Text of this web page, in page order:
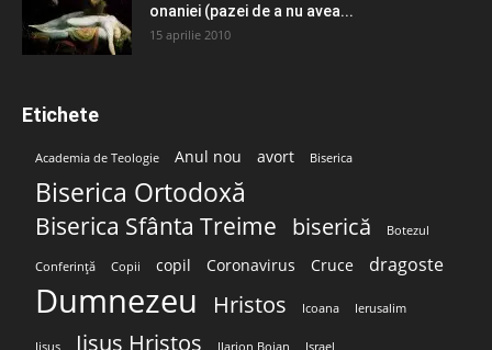
onaniei (pazei de a nu avea...
15 aprilie 2010
Etichete
Academia de Teologie Anul nou avort Biserica
Biserica Ortodoxă
Biserica Sfânta Treime biserică Botezul
Conferință Copii copil Coronavirus Cruce dragoste
Dumnezeu Hristos Icoana Ierusalim
Iisus Hristos